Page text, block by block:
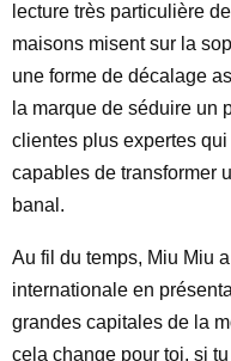
lecture très particulière
maisons misent sur la
une forme de décalage
la marque de séduire un
clientes plus expertes
capables de transformer
banal.
Au fil du temps, Miu Miu
internationale en
grandes capitales de la
cela change pour toi, si